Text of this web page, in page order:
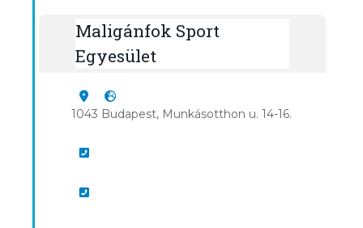
Maligánfok Sport
Egyesület
1043 Budapest, Munkásotthon u. 14-16.